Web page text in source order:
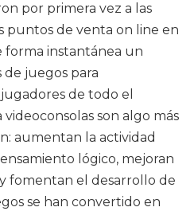
por primera vez a las
puntos de venta on line en
forma instantánea un
de juegos para
de todo el
son algo más
aumentan la actividad
lógico, mejoran
fomentan el desarrollo de
se han convertido en